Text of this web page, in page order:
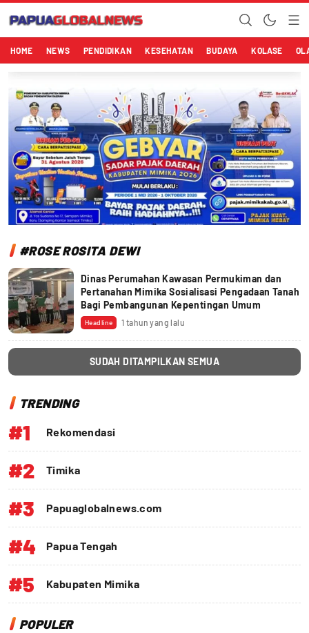
Papuaglobalnews.com
Menulis Fakta dengan Hati Bening
HOME NEWS PENDIDIKAN KESEHATAN BUDAYA KOLASE
#ROSE ROSITA DEWI
Dinas Perumahan Kawasan Permukiman dan
Pertanahan Mimika Sosialisasi Pengadaan Tanah
Bagi Pembangunan Kepentingan Umum
Headline 1 tahun yang lalu
SUDAH DITAMPILKAN SEMUA
TRENDING
#1 Rekomendasi
#2 Timika
#3 Papuaglobalnews.com
#4 Papua Tengah
#5 Kabupaten Mimika
POPULER